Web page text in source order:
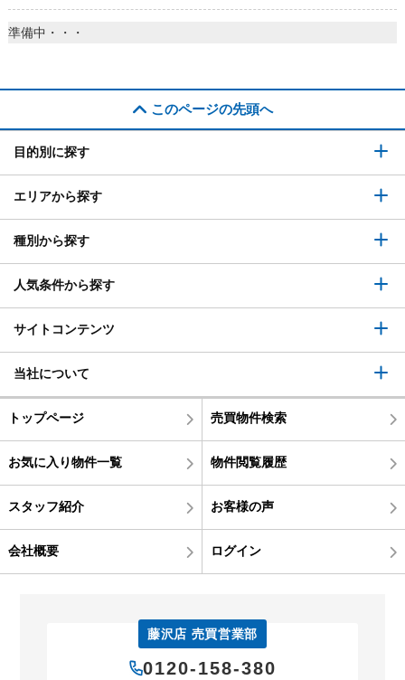
準備中・・・
このページの先頭へ
目的別に探す
エリアから探す
種別から探す
人気条件から探す
サイトコンテンツ
当社について
トップページ 売買物件検索
お気に入り物件一覧 物件閲覧履歴
スタッフ紹介 お客様の声
会社概要 ログイン
藤沢店 売買営業部
0120-158-380